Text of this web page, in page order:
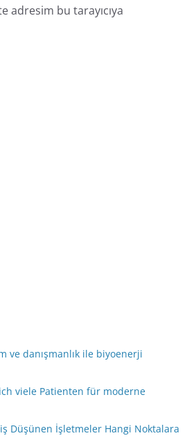
adresim bu tarayıcıya
ve danışmanlık ile biyoenerji
viele Patienten für moderne
Düşünen İşletmeler Hangi Noktalara